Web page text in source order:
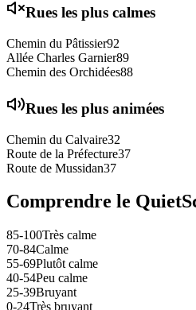
Rues les plus calmes
Chemin du Pâtissier92
Allée Charles Garnier89
Chemin des Orchidées88
Rues les plus animées
Chemin du Calvaire32
Route de la Préfecture37
Route de Mussidan37
Comprendre le
85-100Très calme
70-84Calme
55-69Plutôt calme
40-54Peu calme
25-39Bruyant
0-24Très bruyant